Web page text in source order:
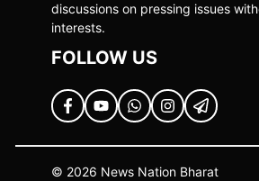
discussions on pressing issues
interests.
FOLLOW US
© 2026 News Nation Bharat